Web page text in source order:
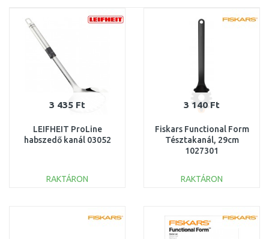
3 435 Ft
LEIFHEIT ProLine
habszedő kanál 03052
RAKTÁRON
Összehasonlítás
3 140 Ft
Fiskars Functional Form
Tésztakanál, 29cm
1027301
RAKTÁRON
Összehasonlítás